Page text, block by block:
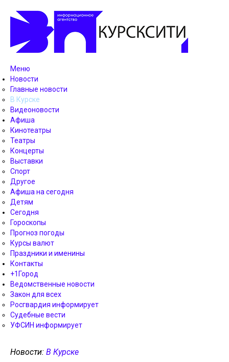
Меню
Новости
Главные новости
В Курске
Видеоновости
Афиша
Кинотеатры
Театры
Концерты
Выставки
Спорт
Другое
Афиша на сегодня
Детям
Сегодня
Гороскопы
Прогноз погоды
Курсы валют
Праздники и именины
Контакты
+1Город
Ведомственные новости
Закон для всех
Росгвардия информирует
Судебные вести
УФСИН информирует
Новости: В Курске